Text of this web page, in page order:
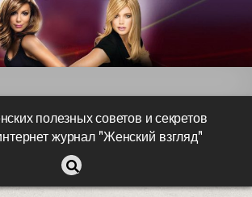
полезных советов и секретов
журнал "Женский взгляд"